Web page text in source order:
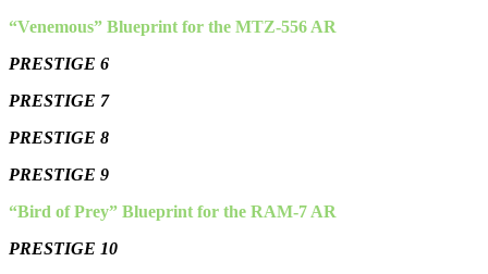
“Venemous” Blueprint for the MTZ-556 AR
PRESTIGE 6
PRESTIGE 7
PRESTIGE 8
PRESTIGE 9
“Bird of Prey” Blueprint for the RAM-7 AR
PRESTIGE 10